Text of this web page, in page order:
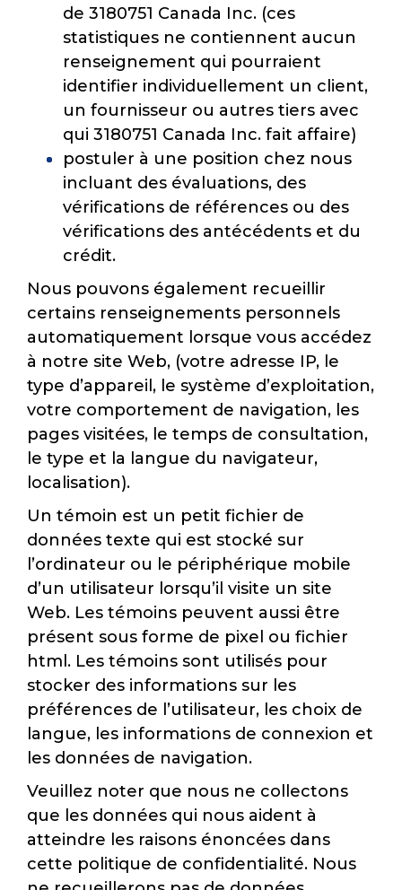
de 3180751 Canada Inc. (ces
statistiques ne contiennent aucun
renseignement qui pourraient
identifier individuellement un client,
un fournisseur ou autres tiers avec
qui 3180751 Canada Inc. fait affaire)
postuler à une position chez nous
incluant des évaluations, des
vérifications de références ou des
vérifications des antécédents et du
crédit.
Nous pouvons également recueillir
certains renseignements personnels
automatiquement lorsque vous accédez
à notre site Web, (votre adresse IP, le
type d’appareil, le système d’exploitation,
votre comportement de navigation, les
pages visitées, le temps de consultation,
le type et la langue du navigateur,
localisation).
Un témoin est un petit fichier de
données texte qui est stocké sur
l’ordinateur ou le périphérique mobile
d’un utilisateur lorsqu’il visite un site
Web. Les témoins peuvent aussi être
présent sous forme de pixel ou fichier
html. Les témoins sont utilisés pour
stocker des informations sur les
préférences de l’utilisateur, les choix de
langue, les informations de connexion et
les données de navigation.
Veuillez noter que nous ne collectons
que les données qui nous aident à
atteindre les raisons énoncées dans
cette politique de confidentialité. Nous